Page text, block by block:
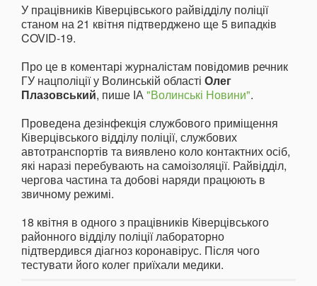
У працівників Ківерцівського райвідділу поліції
станом на 21 квітня підтверджено ще 5 випадків
COVID-19.
Про це в коментарі журналістам повідомив речник
ГУ нацполіції у Волинській області Олег
Плазовський, пише ІА"Волинські Новини".
Проведена дезінфекція службового приміщення
Ківерцівського відділу поліції, службових
автотранспортів та виявлено коло контактних осіб,
які наразі перебувають на самоізоляції. Райвідділ,
чергова частина та добові наряди працюють в
звичному режимі.
18 квітня в одного з працівників Ківерцівського
районного відділу поліції лабораторно
підтвердився діагноз коронавірус. Після чого
тестувати його колег приїхали медики.